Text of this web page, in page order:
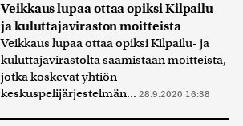
Veikkaus lupaa ottaa opiksi Kilpailu-
ja kuluttajaviraston moitteista
Veikkaus lupaa ottaa opiksi Kilpailu- ja
kuluttajavirastolta saamistaan moitteista,
jotka koskevat yhtiön
keskuspelijärjestelmän... 28.9.2020 16:38